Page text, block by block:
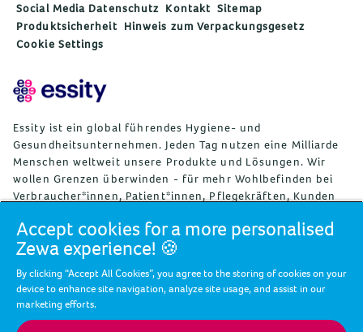
Social Media Datenschutz Kontakt Sitemap
Produktsicherheit Hinweis zum Verpackungsgesetz
Cookie Settings
Essity ist ein global führendes Hygiene- und
Gesundheitsunternehmen. Jeden Tag nutzen eine Milliarde
Menschen weltweit unsere Produkte und Lösungen. Wir
wollen Grenzen überwinden - für mehr Wohlbefinden bei
Verbraucher*innen, Patient*innen, Pflegekräften, Kunden
Lösungen in rund 150 Ländern unter vielen starken
Marken, darunter die Weltmarktführer TENA und Tork, aber
auch bekannte Marken wie Actimove, Cutimed, JOBST, Knix,
Leukoplast, Libero, Libresse, Lotus, Modibodi, Nosotras,
Saba, Tempo, TOM Organic, und Zewa. Essity beschäftigt
weltweit rund 36.000 Mitarbeitende. Der Umsatz im Jahr
Accept cookies for a more personalised
Zewa experience! 🍪
By clicking “Accept All Cookies”, you agree to the storing of cookies on your
device to enhance site navigation, analyze site usage, and assist in our
marketing efforts.